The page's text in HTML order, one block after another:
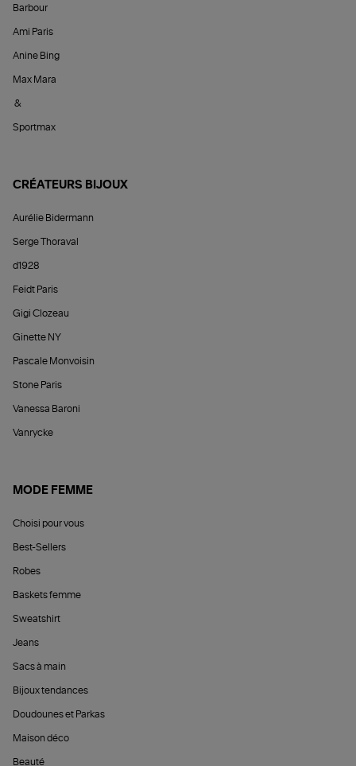
Barbour
Ami Paris
Anine Bing
Max Mara
&
Sportmax
CRÉATEURS BIJOUX
Aurélie Bidermann
Serge Thoraval
d1928
Feidt Paris
Gigi Clozeau
Ginette NY
Pascale Monvoisin
Stone Paris
Vanessa Baroni
Vanrycke
MODE FEMME
Choisi pour vous
Best-Sellers
Robes
Baskets femme
Sweatshirt
Jeans
Sacs à main
Bijoux tendances
Doudounes et Parkas
Maison déco
Beauté